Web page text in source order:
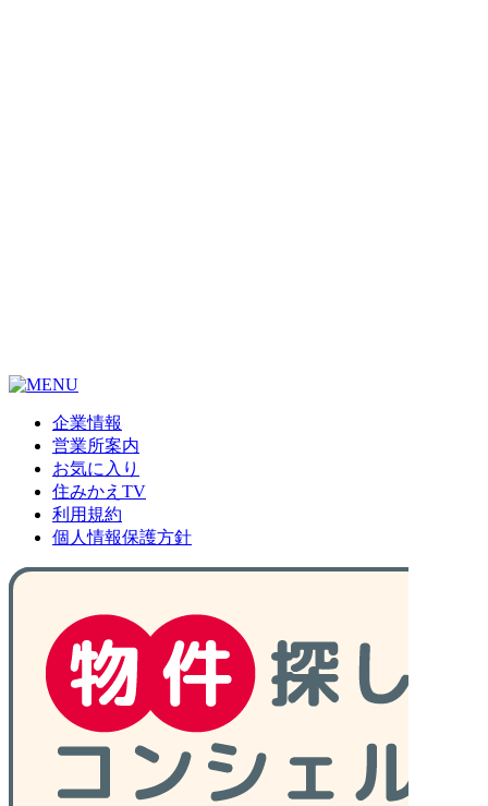
企業情報
営業所案内
お気に入り
住みかえTV
利用規約
個人情報保護方針